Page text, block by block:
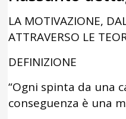
LA MOTIVAZIONE,
ATTRAVERSO LE
DEFINIZIONE
“Ogni spinta da una
conseguenza è una